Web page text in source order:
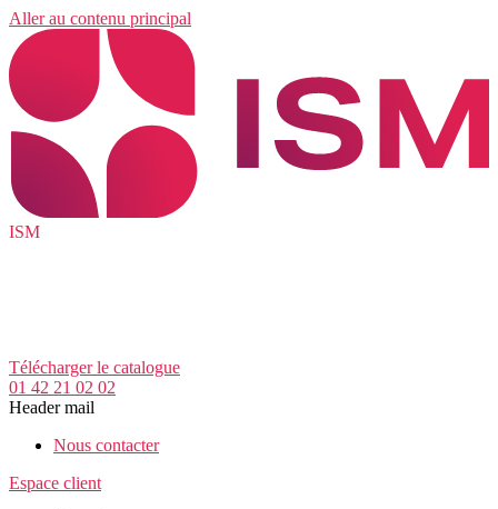
Aller au contenu principal
ISM
Télécharger le catalogue
01 42 21 02 02
Header mail
Nous contacter
Espace client